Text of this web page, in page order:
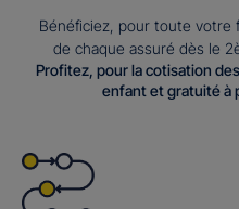
Bénéficiez, pour toute votre
de chaque assuré dès le
Profitez, pour la cotisation
enfant et gratuité à